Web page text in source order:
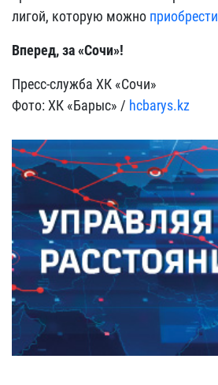
лигой, которую можно приобрести
Вперед, за «Сочи»!
Пресс-служба ХК «Сочи»
Фото: ХК «Барыс» / hcbarys.kz